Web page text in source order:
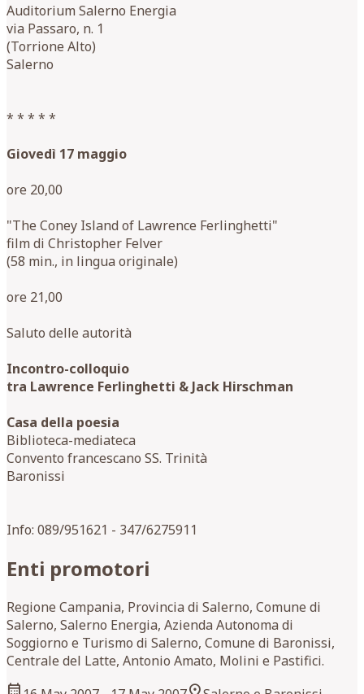
Auditorium Salerno Energia
via Passaro, n. 1
(Torrione Alto)
Salerno
* * * * *
Giovedì 17 maggio
ore 20,00
"The Coney Island of Lawrence Ferlinghetti"
film di Christopher Felver
(58 min., in lingua originale)
ore 21,00
Saluto delle autorità
Incontro-colloquio
tra Lawrence Ferlinghetti & Jack Hirschman
Casa della poesia
Biblioteca-mediateca
Convento francescano SS. Trinità
Baronissi
Info: 089/951621 - 347/6275911
Enti promotori
Regione Campania, Provincia di Salerno, Comune di
Salerno, Salerno Energia, Azienda Autonoma di
Soggiorno e Turismo di Salerno, Comune di Baronissi,
Centrale del Latte, Antonio Amato, Molini e Pastifici.